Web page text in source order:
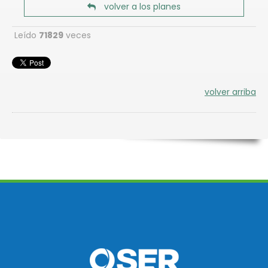
volver a los planes
Leído 71829 veces
volver arriba